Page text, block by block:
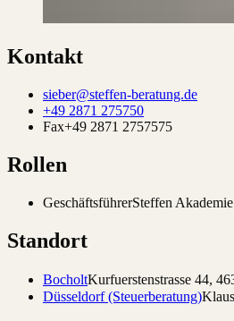
Kontakt
sieber@steffen-beratung.de
+49 2871 275750
Fax+49 2871 2757575
Rollen
GeschäftsführerSteffen
Standort
BocholtKurfuerstenstrasse 44,
Düsseldorf (Steuerberatung)